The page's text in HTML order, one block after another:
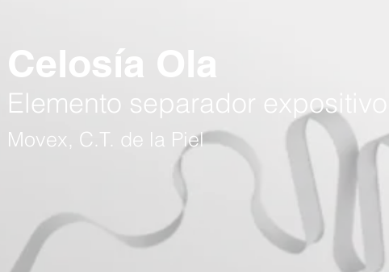
Celosía Ola
Elemento separador expositivo
Movex, C.T. de la Piel